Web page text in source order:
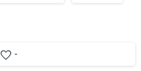
-